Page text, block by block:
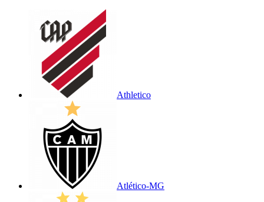
Athletico
Atlético-MG